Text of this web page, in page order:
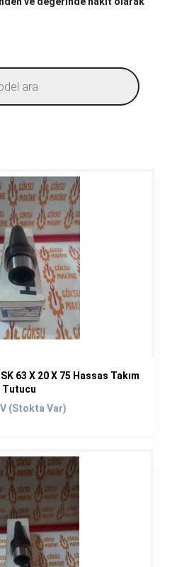
63 X 20 X 75 Hassas Takım
Tutucu
Şu
189,00€.